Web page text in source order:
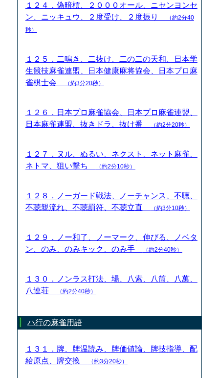
１２４．偽暗槓、２０００オール、ニセンヨンセ
ン、ニッキュウ、２度受け、２度振り
（約2分40
秒）
１２５．二鳴き、二抜け、二の二の天和、日本学
生競技麻雀連盟、日本健康麻将協会、日本プロ麻
雀棋士会
（約3分20秒）
１２６．日本プロ麻雀協会、日本プロ麻雀連盟、
日本麻雀連盟、抜きドラ、抜け番
（約2分20秒）
１２７．ヌル、ぬるい、ネクスト、ネット麻雀、
ネトマ、狙い撃ち
（約2分10秒）
１２８．ノーガード戦法、ノーチャンス、不聴、
不聴親流れ、不聴罰符、不聴立直
（約3分10秒）
１２９．ノー和了、ノーマーク、伸びる、ノベタ
ン、のみ、のみキック、のみ手
（約2分40秒）
１３０．ノンラス打法、場、八索、八筒、八萬、
八連荘
（約2分40秒）
ハ行の麻雀用語
１３１．牌、牌温読み、牌価値論、牌技指導、配
給原点、牌交換
（約3分20秒）